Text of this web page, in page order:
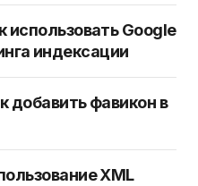
использовать Google
индексации
добавить фавикон в
XML